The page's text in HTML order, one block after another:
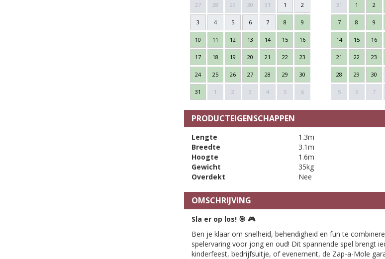
27 28 29 30 31 1 2
3 4 5 6 7 8 9
10 11 12 13 14 15 16
17 18 19 20 21 22 23
24 25 26 27 28 29 30
31 1 2 3 4 5 6
31 1 2
7 8 9
14 15 16
21 22 23
28 29 30
5 6 7
PRODUCTEIGENSCHAPPEN
Lengte
1.3m
Breedte
3.1m
Hoogte
1.6m
Gewicht
35kg
Overdekt
Nee
OMSCHRIJVING
Sla er op los! 🎯 🎮
Ben je klaar om snelheid, behendigheid en fun te
spelervaring voor jong en oud! Dit spannende spel brengt
kinderfeest, bedrijfsuitje, of evenement, de Zap-a-Mole